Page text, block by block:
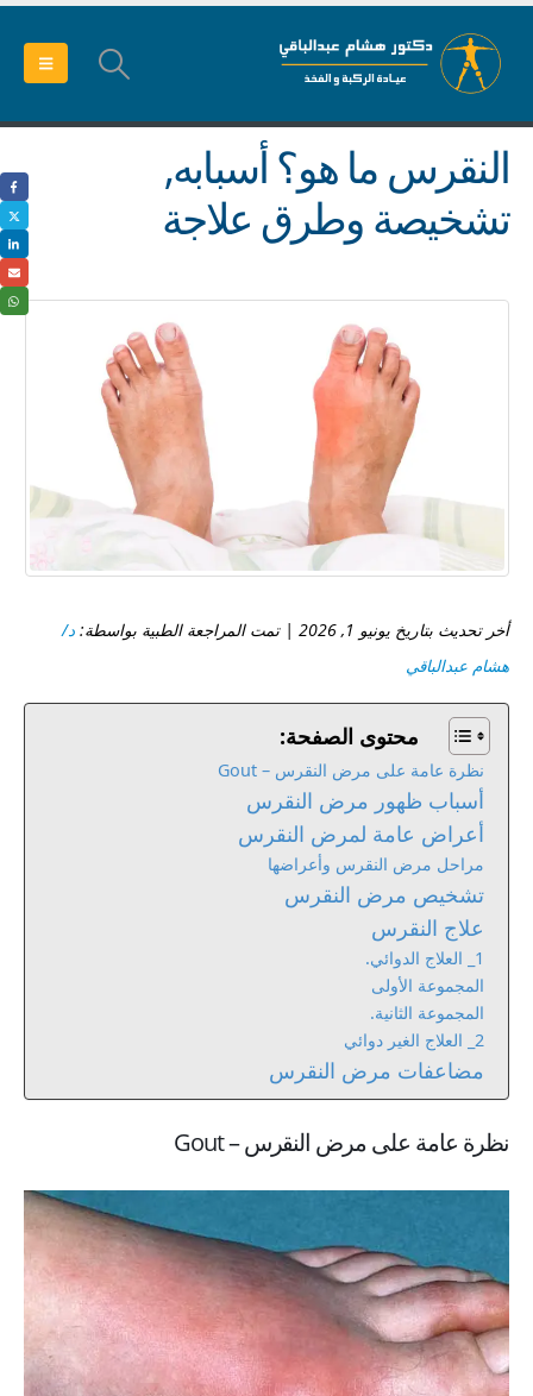
النقرس ما هو؟ أسبابه,
تشخيصة وطرق علاجة
أخر تحديث بتاريخ يونيو 1, 2026 | تمت المراجعة الطبية بواسطة:
د/
هشام عبدالباقي
محتوى الصفحة:
نظرة عامة على مرض النقرس – Gout
أسباب ظهور مرض النقرس
أعراض عامة لمرض النقرس
مراحل مرض النقرس وأعراضها
تشخيص مرض النقرس
علاج النقرس
1_ العلاج الدوائي.
المجموعة الأولى
المجموعة الثانية.
2_ العلاج الغير دوائي
مضاعفات مرض النقرس
نظرة عامة على مرض النقرس – Gout